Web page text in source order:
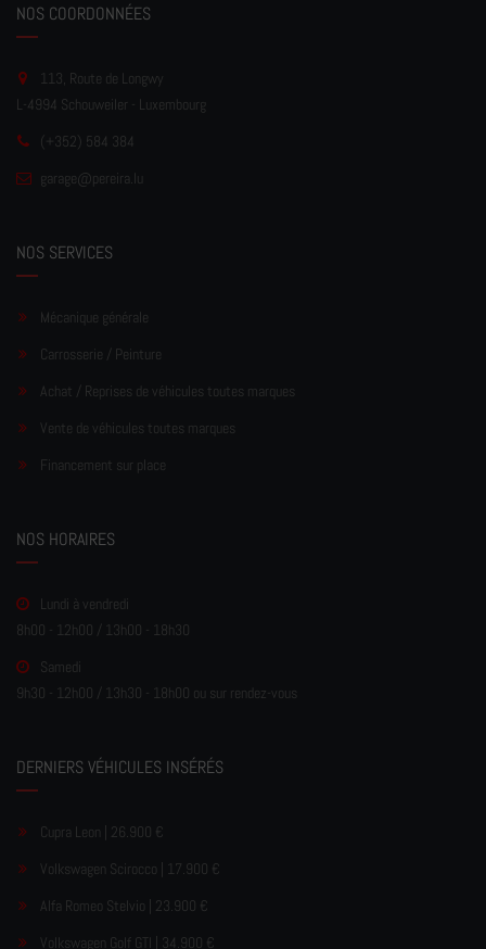
NOS COORDONNÉES
113, Route de Longwy
L-4994 Schouweiler - Luxembourg
(+352) 584 384
garage@pereira.lu
NOS SERVICES
Mécanique générale
Carrosserie / Peinture
Achat / Reprises de véhicules toutes marques
Vente de véhicules toutes marques
Financement sur place
NOS HORAIRES
Lundi à vendredi
8h00 - 12h00 / 13h00 - 18h30
Samedi
9h30 - 12h00 / 13h30 - 18h00 ou sur rendez-vous
DERNIERS VÉHICULES INSÉRÉS
Cupra Leon | 26.900 €
Volkswagen Scirocco | 17.900 €
Alfa Romeo Stelvio | 23.900 €
Volkswagen Golf GTI | 34.900 €